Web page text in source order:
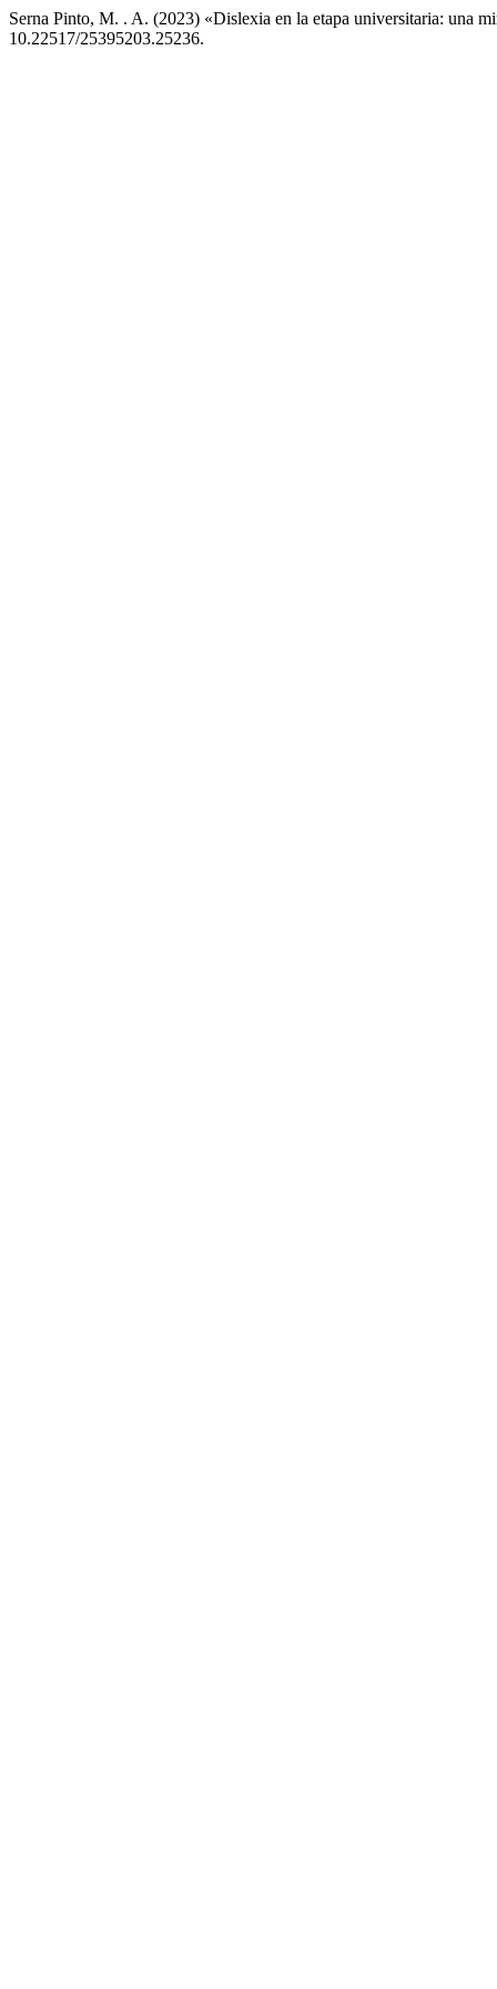
Serna Pinto, M. . A. (2023) «Dislexia en la etapa universitaria: una
10.22517/25395203.25236.